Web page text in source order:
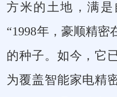
方米的土地，满是
“1998年，豪顺精密
的种子。如今，它
为覆盖智能家电精